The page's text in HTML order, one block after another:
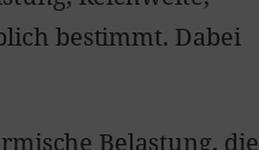
bestimmt. Dabei
Belastung, die